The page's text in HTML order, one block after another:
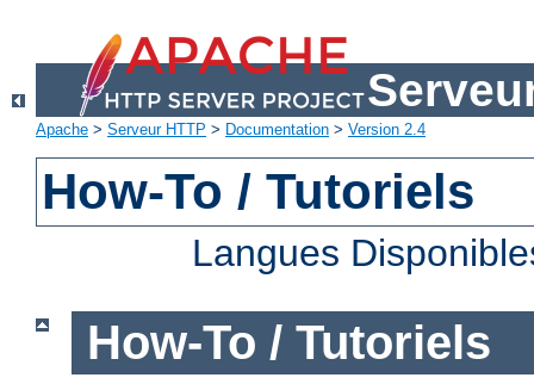
Apache > Serveur HTTP > Documentation > Version 2.4
How-To / Tutoriels
Langues
How-To / Tutoriels